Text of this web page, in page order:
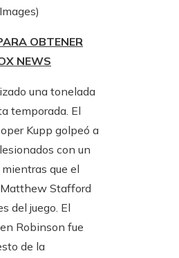
OBTENER
NEWS
una tonelada
temporada. El
Kupp golpeó a
con un
que el
Stafford
del juego. El
Robinson fue
de la